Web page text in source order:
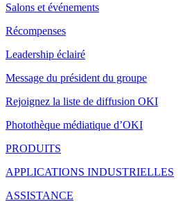
Salons et événements
Récompenses
Leadership éclairé
Message du président du groupe
Rejoignez la liste de diffusion OKI
Photothèque médiatique d’OKI
PRODUITS
APPLICATIONS INDUSTRIELLES
ASSISTANCE